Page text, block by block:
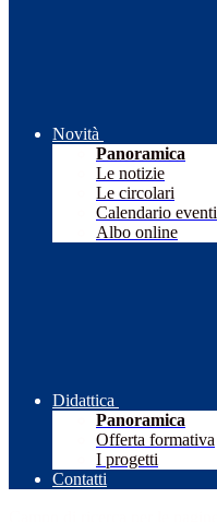
Novità
Panoramica
Le notizie
Le circolari
Calendario eventi
Albo online
Didattica
Panoramica
Offerta formativa
I progetti
Contatti